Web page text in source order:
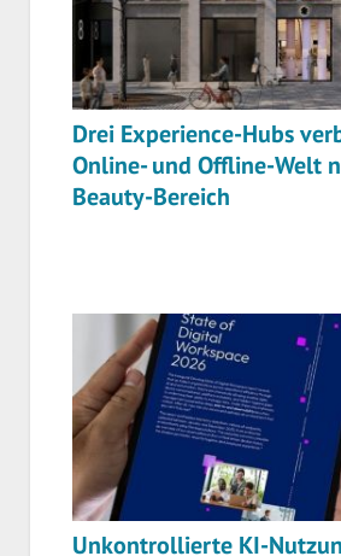
Drei Experience-Hubs
Online- und Offline-Welt
Beauty-Bereich
Unkontrollierte KI-